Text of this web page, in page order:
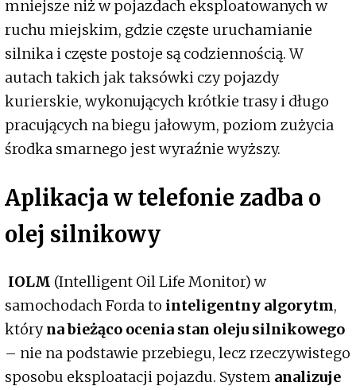
mniejsze niż w pojazdach eksploatowanych w
ruchu miejskim, gdzie częste uruchamianie
silnika i częste postoje są codziennością. W
autach takich jak taksówki czy pojazdy
kurierskie, wykonujących krótkie trasy i długo
pracujących na biegu jałowym, poziom zużycia
środka smarnego jest wyraźnie wyższy.
Aplikacja w telefonie zadba o
olej silnikowy
IOLM (Intelligent Oil Life Monitor) w
samochodach Forda to inteligentny algorytm,
któryna bieżąco ocenia stan oleju silnikowego
– nie na podstawie przebiegu, lecz rzeczywistego
sposobu eksploatacji pojazdu. System analizuje